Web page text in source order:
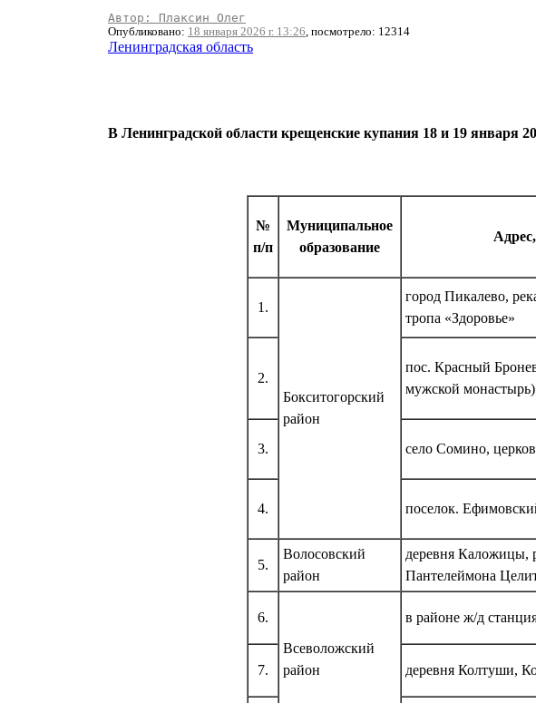
Автор: Плаксин Олег
Опубликовано: 18 января 2026 г. 13:26, посмотрело: 12314
Ленинградская область
В Ленинградской области крещенские купания 18 и 19 января
№
п/п
Муниципальное
образование
1.
Бокситогорский
район
город Пикалево,
тропа «Здоровье»
2.
пос. Красный
мужской монастырь)
3. село Сомино,
4. поселок.
5.
Волосовский
район
деревня Каложицы,
Пантелеймона
6.
Всеволожский
район
в районе ж/д
7. деревня Колтуши,